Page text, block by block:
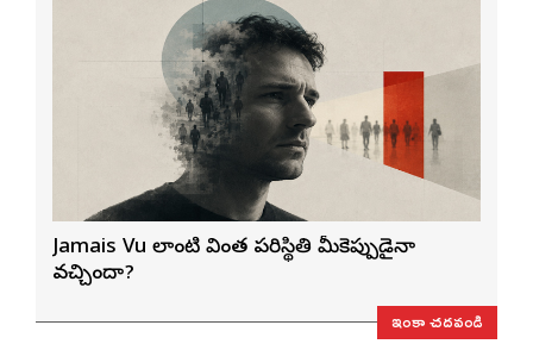
Jamais Vu లాంటి వింత పరిస్థితి మీకెప్పుడైనా
వచ్చిందా?
ఇంకా చదవండి